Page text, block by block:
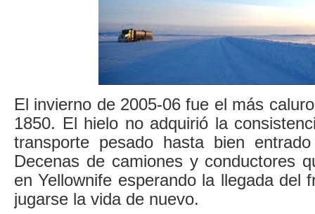
El invierno de 2005-06 fue el más
1850. El hielo no adquirió la
transporte pesado hasta bien
Decenas de camiones y conductores
en Yellownife esperando la llegada del
jugarse la vida de nuevo.